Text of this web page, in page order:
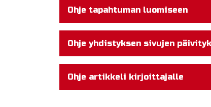
Ohje tapahtuman luomiseen
Ohje yhdistyksen sivujen
Ohje artikkeli kirjoittajalle